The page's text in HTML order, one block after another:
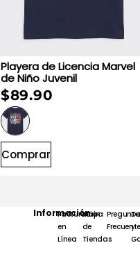
Playera de Licencia Marvel
de Niño Juvenil
$89.90
Comprar
Información
Facturación
en
Línea
Mapa
de
Tiendas
y